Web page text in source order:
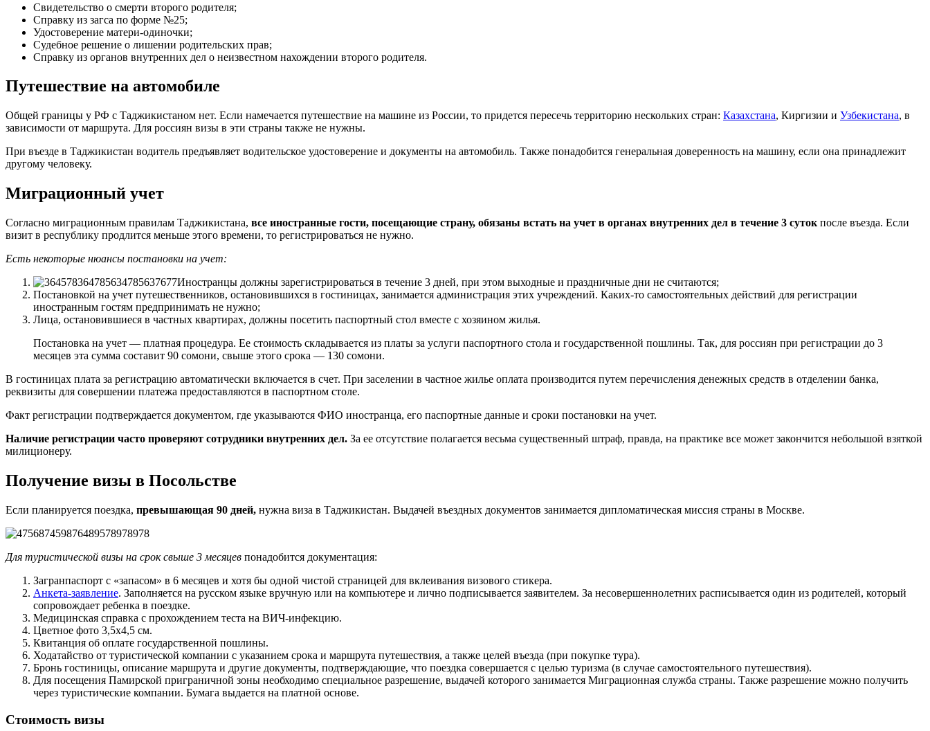
Свидетельство о смерти второго родителя;
Справку из загса по форме №25;
Удостоверение матери-одиночки;
Судебное решение о лишении родительских прав;
Справку из органов внутренних дел о неизвестном нахождении второго родителя.
Путешествие на автомобиле
Общей границы у РФ с Таджикистаном нет. Если намечается путешествие на машине из России, то придется пересечь территорию нескольких стран: Казахстана, Киргизии и Узбекистана, в
зависимости от маршрута. Для россиян визы в эти страны также не нужны.
При въезде в Таджикистан водитель предъявляет водительское удостоверение и документы на автомобиль. Также понадобится генеральная доверенность на машину, если она принадлежит
другому человеку.
Миграционный учет
Согласно миграционным правилам Таджикистана, все иностранные гости, посещающие страну, обязаны встать на учет в органах внутренних дел в течение 3 суток после въезда. Если
визит в республику продлится меньше этого времени, то регистрироваться не нужно.
Есть некоторые нюансы постановки на учет:
Иностранцы должны зарегистрироваться в течение 3 дней, при этом выходные и праздничные дни не считаются;
Постановкой на учет путешественников, остановившихся в гостиницах, занимается администрация этих учреждений. Каких-то самостоятельных действий для регистрации
иностранным гостям предпринимать не нужно;
Лица, остановившиеся в частных квартирах, должны посетить паспортный стол вместе с хозяином жилья.
Постановка на учет — платная процедура. Ее стоимость складывается из платы за услуги паспортного стола и государственной пошлины. Так, для россиян при регистрации до 3
месяцев эта сумма составит 90 сомони, свыше этого срока — 130 сомони.
В гостиницах плата за регистрацию автоматически включается в счет. При заселении в частное жилье оплата производится путем перечисления денежных средств в отделении банка,
реквизиты для совершении платежа предоставляются в паспортном столе.
Факт регистрации подтверждается документом, где указываются ФИО иностранца, его паспортные данные и сроки постановки на учет.
Наличие регистрации часто проверяют сотрудники внутренних дел. За ее отсутствие полагается весьма существенный штраф, правда, на практике все может закончится небольшой взяткой
милиционеру.
Получение визы в Посольстве
Если планируется поездка, превышающая 90 дней, нужна виза в Таджикистан. Выдачей въездных документов занимается дипломатическая миссия страны в Москве.
Для туристической визы на срок свыше 3 месяцев понадобится документация:
Загранпаспорт с «запасом» в 6 месяцев и хотя бы одной чистой страницей для вклеивания визового стикера.
Анкета-заявление. Заполняется на русском языке вручную или на компьютере и лично подписывается заявителем. За несовершеннолетних расписывается один из родителей, который
сопровождает ребенка в поездке.
Медицинская справка с прохождением теста на ВИЧ-инфекцию.
Цветное фото 3,5х4,5 см.
Квитанция об оплате государственной пошлины.
Ходатайство от туристической компании с указанием срока и маршрута путешествия, а также целей въезда (при покупке тура).
Бронь гостиницы, описание маршрута и другие документы, подтверждающие, что поездка совершается с целью туризма (в случае самостоятельного путешествия).
Для посещения Памирской приграничной зоны необходимо специальное разрешение, выдачей которого занимается Миграционная служба страны. Также разрешение можно получить
через туристические компании. Бумага выдается на платной основе.
Стоимость визы